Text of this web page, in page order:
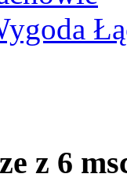
z 6